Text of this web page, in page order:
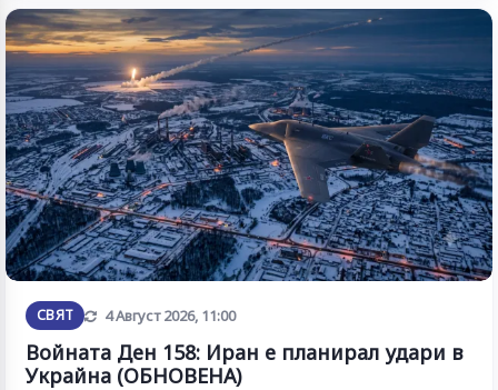
СВЯТ Обновена
4 Август 2026, 11:00
Войната Ден 158: Иран е планирал удари в
Украйна (ОБНОВЕНА)